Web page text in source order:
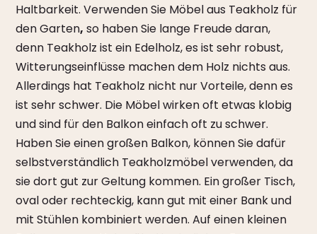
Haltbarkeit. Verwenden Sie Möbel aus Teakholz für
den Garten, so haben Sie lange Freude daran,
denn Teakholz ist ein Edelholz, es ist sehr robust,
Witterungseinflüsse machen dem Holz nichts aus.
Allerdings hat Teakholz nicht nur Vorteile, denn es
ist sehr schwer. Die Möbel wirken oft etwas klobig
und sind für den Balkon einfach oft zu schwer.
Haben Sie einen großen Balkon, können Sie dafür
selbstverständlich Teakholzmöbel verwenden, da
sie dort gut zur Geltung kommen. Ein großer Tisch,
oval oder rechteckig, kann gut mit einer Bank und
mit Stühlen kombiniert werden. Auf einen kleinen